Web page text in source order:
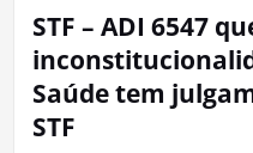
STF – ADI 6547
Saúde tem
STF